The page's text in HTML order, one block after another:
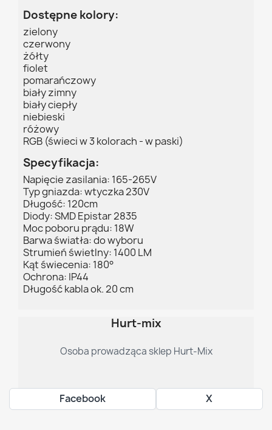
Dostępne kolory:
zielony
czerwony
żółty
fiolet
pomarańczowy
biały zimny
biały ciepły
niebieski
różowy
RGB (świeci w 3 kolorach - w paski)
Specyfikacja:
Napięcie zasilania: 165-265V
Typ gniazda: wtyczka 230V
Długość: 120cm
Diody: SMD Epistar 2835
Moc poboru prądu: 18W
Barwa światła: do wyboru
Strumień świetlny: 1400 LM
Kąt świecenia: 180°
Ochrona: IP44
Długość kabla ok. 20 cm
Hurt-mix
Osoba prowadząca sklep Hurt-Mix
Facebook X